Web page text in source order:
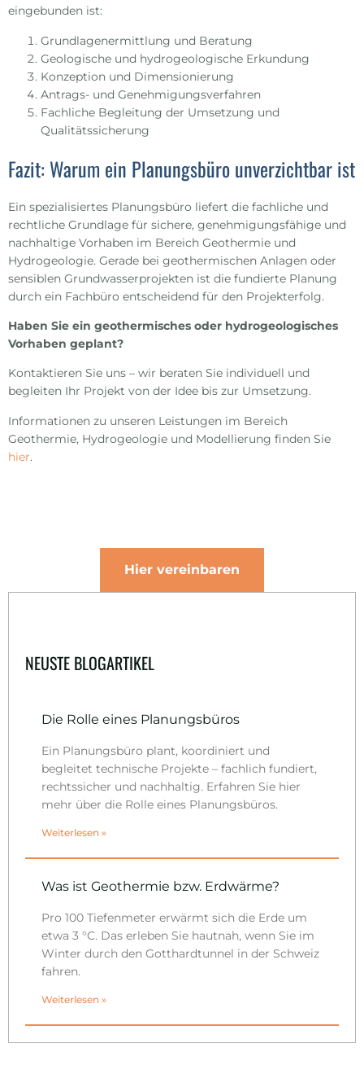
eingebunden ist:
Grundlagenermittlung und Beratung
Geologische und hydrogeologische Erkundung
Konzeption und Dimensionierung
Antrags- und Genehmigungsverfahren
Fachliche Begleitung der Umsetzung und
Qualitätssicherung
Fazit: Warum ein Planungsbüro unverzichtbar ist
Ein spezialisiertes Planungsbüro liefert die fachliche und
rechtliche Grundlage für sichere, genehmigungsfähige und
nachhaltige Vorhaben im Bereich Geothermie und
Hydrogeologie. Gerade bei geothermischen Anlagen oder
sensiblen Grundwasserprojekten ist die fundierte Planung
durch ein Fachbüro entscheidend für den Projekterfolg.
Haben Sie ein geothermisches oder hydrogeologisches
Vorhaben geplant?
Kontaktieren Sie uns – wir beraten Sie individuell und
begleiten Ihr Projekt von der Idee bis zur Umsetzung.
Informationen zu unseren Leistungen im Bereich
Geothermie, Hydrogeologie und Modellierung finden Sie
hier.
Hier vereinbaren
NEUSTE BLOGARTIKEL
Die Rolle eines Planungsbüros
Ein Planungsbüro plant, koordiniert und
begleitet technische Projekte – fachlich fundiert,
rechtssicher und nachhaltig. Erfahren Sie hier
mehr über die Rolle eines Planungsbüros.
Weiterlesen »
Was ist Geothermie bzw. Erdwärme?
Pro 100 Tiefenmeter erwärmt sich die Erde um
etwa 3 °C. Das erleben Sie hautnah, wenn Sie im
Winter durch den Gotthardtunnel in der Schweiz
fahren.
Weiterlesen »